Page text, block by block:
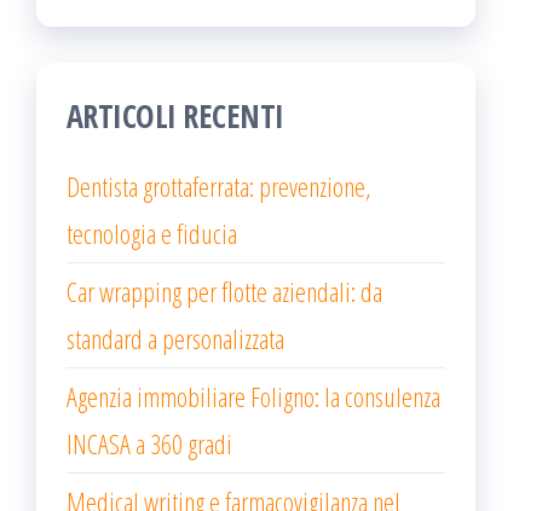
ARTICOLI RECENTI
Dentista grottaferrata: prevenzione,
tecnologia e fiducia
Car wrapping per flotte aziendali: da
standard a personalizzata
Agenzia immobiliare Foligno: la consulenza
INCASA a 360 gradi
Medical writing e farmacovigilanza nel